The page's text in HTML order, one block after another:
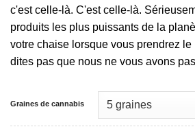
c'est celle-là. C'est celle-là.
produits les plus puissants de la
votre chaise lorsque vous prendrez
dites pas que nous ne vous avons
Graines de cannabis